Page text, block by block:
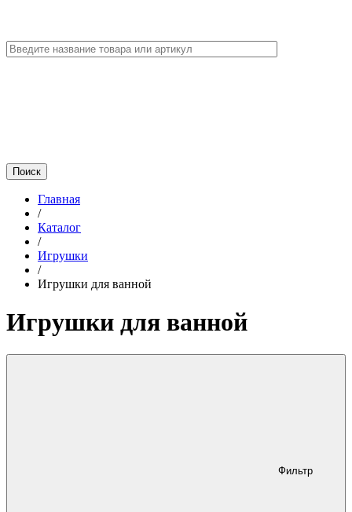
Главная
/
Каталог
/
Игрушки
/
Игрушки для ванной
Игрушки для ванной
Фильтр